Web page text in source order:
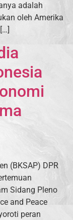
adalah
oleh Amerika
(BKSAP) DPR
Sidang Pleno
and Peace
peran